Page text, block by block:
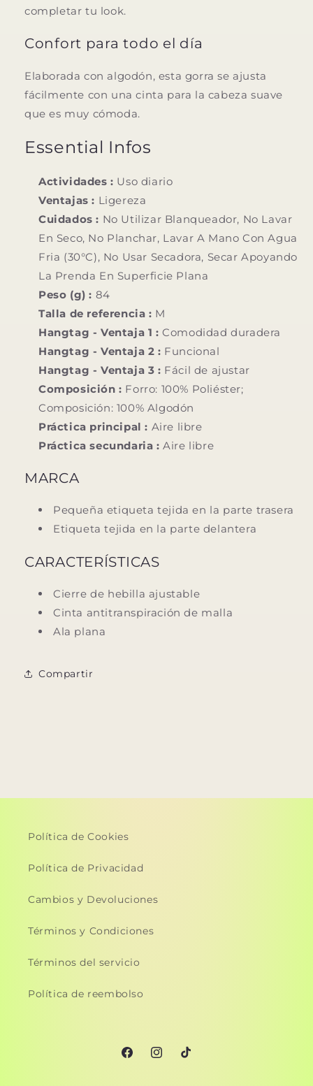
completar tu look.
Confort para todo el día
Elaborada con algodón, esta gorra se ajusta
fácilmente con una cinta para la cabeza suave
que es muy cómoda.
Essential Infos
Actividades : Uso diario
Ventajas : Ligereza
Cuidados : No Utilizar Blanqueador, No Lavar
En Seco, No Planchar, Lavar A Mano Con Agua
Fria (30°C), No Usar Secadora, Secar Apoyando
La Prenda En Superficie Plana
Peso (g) : 84
Talla de referencia : M
Hangtag - Ventaja 1 :Comodidad duradera
Hangtag - Ventaja 2 : Funcional
Hangtag - Ventaja 3 : Fácil de ajustar
Composición : Forro: 100% Poliéster;
Composición: 100% Algodón
Práctica principal : Aire libre
Práctica secundaria :Aire libre
MARCA
Pequeña etiqueta tejida en la parte trasera
Etiqueta tejida en la parte delantera
CARACTERÍSTICAS
Cierre de hebilla ajustable
Cinta antitranspiración de malla
Ala plana
Compartir
Política de Cookies
Política de Privacidad
Cambios y Devoluciones
Términos y Condiciones
Términos del servicio
Política de reembolso
FacebookInstagram
TikTok